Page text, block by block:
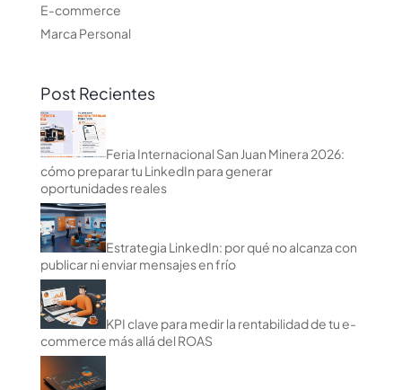
E-commerce
Marca Personal
Post Recientes
Feria Internacional San Juan Minera 2026:
cómo preparar tu LinkedIn para generar
oportunidades reales
Estrategia LinkedIn: por qué no alcanza con
publicar ni enviar mensajes en frío
KPI clave para medir la rentabilidad de tu e-
commerce más allá del ROAS